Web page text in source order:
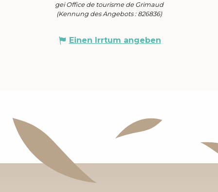
gei Office de tourisme de Grimaud
(Kennung des Angebots : 826836)
Einen Irrtum angeben